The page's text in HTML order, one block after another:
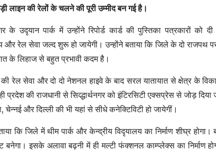
लाइन की रेलों के चलने की पूरी उम्मीद बन गई है।
के उदृयान पार्क में उन्होंने रिपोर्ड कार्ड की पुस्तिका पत्रकारों को
और रेल सेवा जल्द शुरू हो जायेगी। उन्होंने बताया कि जिले के दो राजपथ पर
के लिहाज से बहुत प्रभावी कदम है।
रेल सेवा और दो दो नेशनल हाइवे के बाद सरल यातायात से क्षेत्र के
प्रदेश की राजधानी से सिव्द्धार्थनगर को इंटिरसिटी एक्सप्रेस से जोड़
चेन्नई और दिल्ली की भी यहां से सीधे कनेक्टिविटी हो जायेगीं।
कि जिले में थीम पार्क और केन्द्रीय विदृयालय का निर्माण शीघ्र
बनेगा। इसके अलावा बढ़नी में ही मल्टी फंक्शनल काम्प्लेक्स का निर्माण